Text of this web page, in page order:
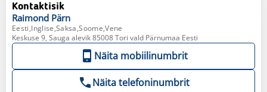
Kontaktisik
Raimond Pärn
Eesti,Inglise,Saksa,Soome,Vene
Keskuse 9, Sauga alevik 85008 Tori vald Pärnumaa Eesti
Näita mobiilinumbrit
Näita telefoninumbrit